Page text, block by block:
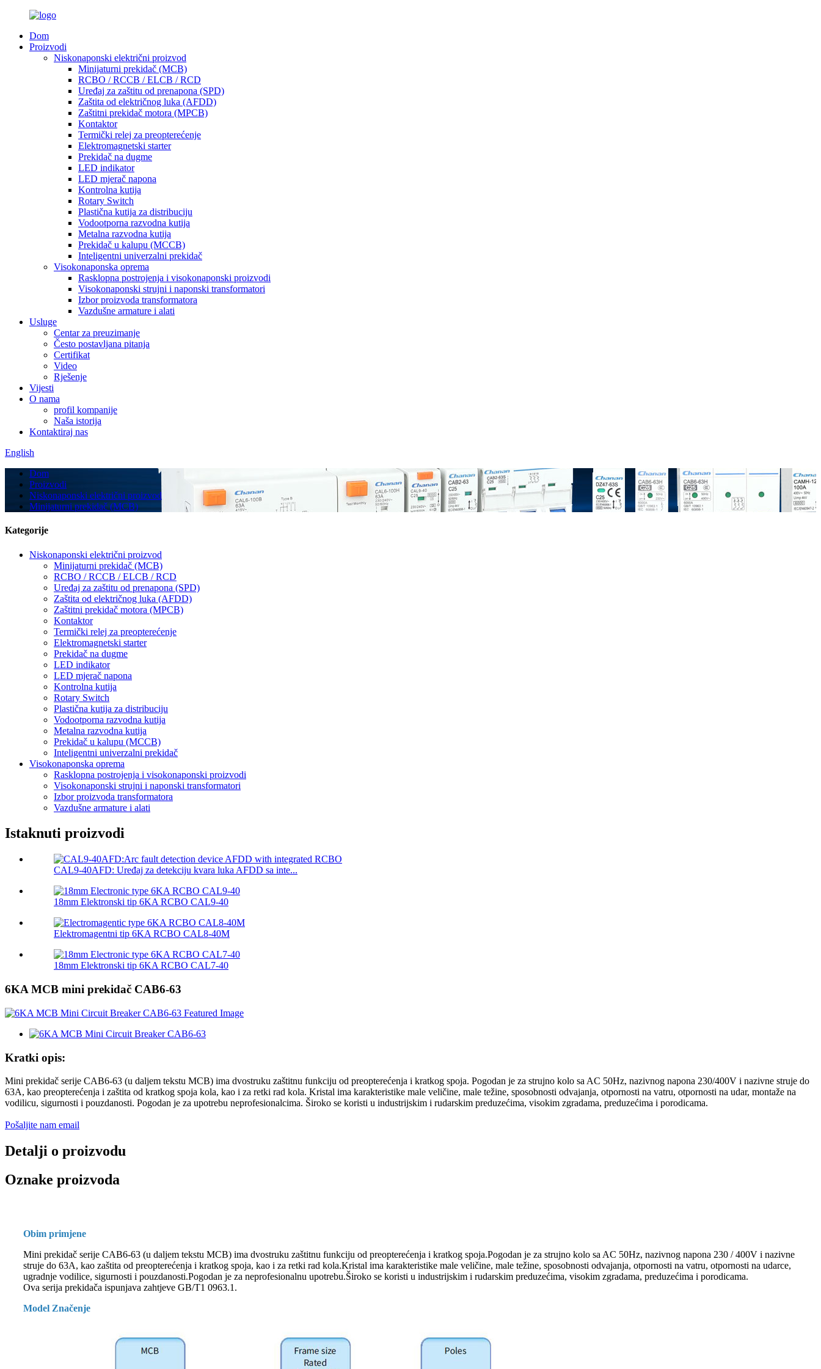
Dom
Proizvodi
Niskonaponski električni proizvod
Minijaturni prekidač (MCB)
RCBO / RCCB / ELCB / RCD
Uređaj za zaštitu od prenapona (SPD)
Zaštita od električnog luka (AFDD)
Zaštitni prekidač motora (MPCB)
Kontaktor
Termički relej za preopterećenje
Elektromagnetski starter
Prekidač na dugme
LED indikator
LED mjerač napona
Kontrolna kutija
Rotary Switch
Plastična kutija za distribuciju
Vodootporna razvodna kutija
Metalna razvodna kutija
Prekidač u kalupu (MCCB)
Inteligentni univerzalni prekidač
Visokonaponska oprema
Rasklopna postrojenja i visokonaponski proizvodi
Visokonaponski strujni i naponski transformatori
Izbor proizvoda transformatora
Vazdušne armature i alati
Usluge
Centar za preuzimanje
Često postavljana pitanja
Certifikat
Video
Rješenje
Vijesti
O nama
profil kompanije
Naša istorija
Kontaktiraj nas
English
Dom
Proizvodi
Niskonaponski električni proizvod
Minijaturni prekidač (MCB)
Kategorije
Niskonaponski električni proizvod
Minijaturni prekidač (MCB)
RCBO / RCCB / ELCB / RCD
Uređaj za zaštitu od prenapona (SPD)
Zaštita od električnog luka (AFDD)
Zaštitni prekidač motora (MPCB)
Kontaktor
Termički relej za preopterećenje
Elektromagnetski starter
Prekidač na dugme
LED indikator
LED mjerač napona
Kontrolna kutija
Rotary Switch
Plastična kutija za distribuciju
Vodootporna razvodna kutija
Metalna razvodna kutija
Prekidač u kalupu (MCCB)
Inteligentni univerzalni prekidač
Visokonaponska oprema
Rasklopna postrojenja i visokonaponski proizvodi
Visokonaponski strujni i naponski transformatori
Izbor proizvoda transformatora
Vazdušne armature i alati
Istaknuti proizvodi
CAL9-40AFD: Uređaj za detekciju kvara luka AFDD sa inte...
18mm Elektronski tip 6KA RCBO CAL9-40
Elektromagentni tip 6KA RCBO CAL8-40M
18mm Elektronski tip 6KA RCBO CAL7-40
6KA MCB mini prekidač CAB6-63
Kratki opis:
Mini prekidač serije CAB6-63 (u daljem tekstu MCB) ima dvostruku zaštitnu funkciju od preopterećenja i kratkog spoja. Pogodan je za strujno kolo sa AC 50Hz, nazivnog napona 230/400V i nazivne struje do
63A, kao preopterećenja i zaštita od kratkog spoja kola, kao i za retki rad kola. Kristal ima karakteristike male veličine, male težine, sposobnosti odvajanja, otpornosti na vatru, otpornosti na udar, montaže na
vodilicu, sigurnosti i pouzdanosti. Pogodan je za upotrebu neprofesionalcima. Široko se koristi u industrijskim i rudarskim preduzećima, visokim zgradama, preduzećima i porodicama.
Pošaljite nam email
Detalji o proizvodu
Oznake proizvoda
Obim primjene
Mini prekidač serije CAB6-63 (u daljem tekstu MCB) ima dvostruku zaštitnu funkciju od preopterećenja i kratkog spoja.Pogodan je za strujno kolo sa AC 50Hz, nazivnog napona 230 / 400V i nazivne
struje do 63A, kao zaštita od preopterećenja i kratkog spoja, kao i za retki rad kola.Kristal ima karakteristike male veličine, male težine, sposobnosti odvajanja, otpornosti na vatru, otpornosti na udarce,
ugradnje vodilice, sigurnosti i pouzdanosti.Pogodan je za neprofesionalnu upotrebu.Široko se koristi u industrijskim i rudarskim preduzećima, visokim zgradama, preduzećima i porodicama.
Ova serija prekidača ispunjava zahtjeve GB/T1 0963.1.
Model Značenje